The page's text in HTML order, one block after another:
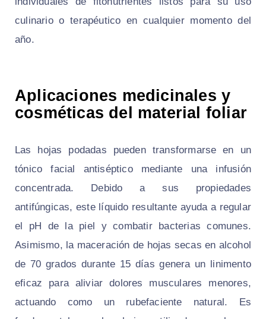
culinario o terapéutico en cualquier momento del
año.
Aplicaciones medicinales y
cosméticas del material foliar
Las hojas podadas pueden transformarse en un
tónico facial antiséptico mediante una infusión
concentrada. Debido a sus propiedades
antifúngicas, este líquido resultante ayuda a regular
el pH de la piel y combatir bacterias comunes.
Asimismo, la maceración de hojas secas en alcohol
de 70 grados durante 15 días genera un linimento
eficaz para aliviar dolores musculares menores,
actuando como un rubefaciente natural. Es